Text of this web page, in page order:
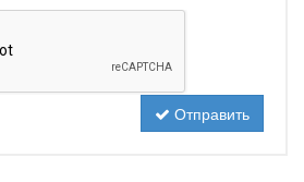
Отправить